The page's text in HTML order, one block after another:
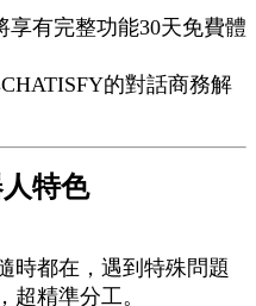
有完整功能30天免費體
的對話商務解
特色
時都在，遇到特殊問題
超精準分工。